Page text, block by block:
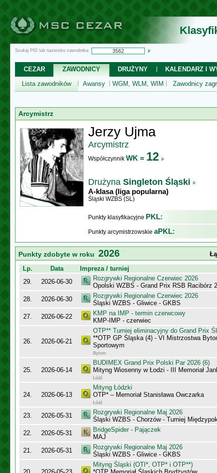
Szukaj PID lub nazwisko zawodnika:
CEZAR ZAWODNICY DRUŻYNY
KALENDARZ I
Lista zawodników
Awansy WGM, WLM, WIM Zawodnicy
Arcymistrz
Jerzy Ujma
Arcymistrz
Współczynnik WK = 12
Drużyna Singleton Śląski
A-klasa (liga popularna)
Śląski WZBS (SL)
Punkty klasyfikacyjne PKL:
Punkty arcymistrzowskie aPKL:
Punkty zdobyte w roku 2026
Lp.
Data
Impreza / turniej
29.
2026-06-30
Rozgrywki Regionalne Czerwiec 2026
Opolski WZBS - Grand Prix RSB Racibórz
28.
2026-06-30
Rozgrywki Regionalne Czerwiec 2026
Śląski WZBS - Gliwice - GKBS
27.
2026-06-22
KMP na IMP - termin czerwcowy
KMP-IMP - czerwiec
26. 2026-06-21
OTP** Turniej eliminacyjny do Grand Prix
**OTP GP Śląska (4) - VI Mistrzostwa
Sportowym
Bytom
25. 2026-06-14
BUDIMEX Grand Prix Polski Par 2026 (6)
Mityng Wiosenny w Łodzi - III Memoriał
Łódź
24. 2026-06-13
Mityng Łódzki
OTP* – Memoriał Stanisława Owczarka
Łódź
23. 2026-05-31
Rozgrywki Regionalne Maj 2026
Śląski WZBS - Chorzów - Turniej
22.
2026-05-31
BridgeSpider - Pajączek
MAJ
21.
2026-05-31
Rozgrywki Regionalne Maj 2026
Śląski WZBS - Gliwice - GKBS
Mityng Śląski (OTI*, OTP* i OTP**)